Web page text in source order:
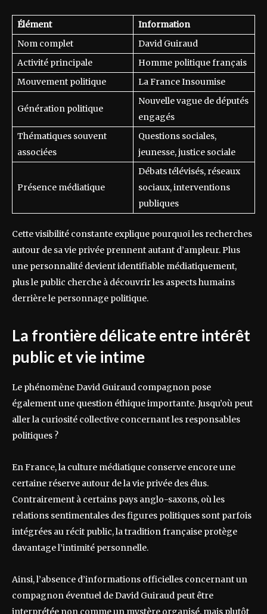
Élément
Information
Nom complet
David Guiraud
Activité principale
Homme politique français
Mouvement politique
La France Insoumise
Génération politique
Nouvelle vague de députés
engagés
Thématiques souvent
associées
Questions sociales,
jeunesse, justice sociale
Présence médiatique
Débats télévisés, réseaux
sociaux, interventions
publiques
Cette visibilité constante explique pourquoi les recherches
autour de sa vie privée prennent autant d’ampleur. Plus
une personnalité devient identifiable médiatiquement,
plus le public cherche à découvrir les aspects humains
derrière le personnage politique.
La frontière délicate entre intérêt
public et vie intime
Le phénomène David Guiraud compagnon pose
également une question éthique importante. Jusqu’où peut
aller la curiosité collective concernant les responsables
politiques ?
En France, la culture médiatique conserve encore une
certaine réserve autour de la vie privée des élus.
Contrairement à certains pays anglo-saxons, où les
relations sentimentales des figures politiques sont parfois
intégrées au récit public, la tradition française protège
davantage l’intimité personnelle.
Ainsi, l’absence d’informations officielles concernant un
compagnon éventuel de David Guiraud peut être
interprétée non comme un mystère organisé, mais plutôt